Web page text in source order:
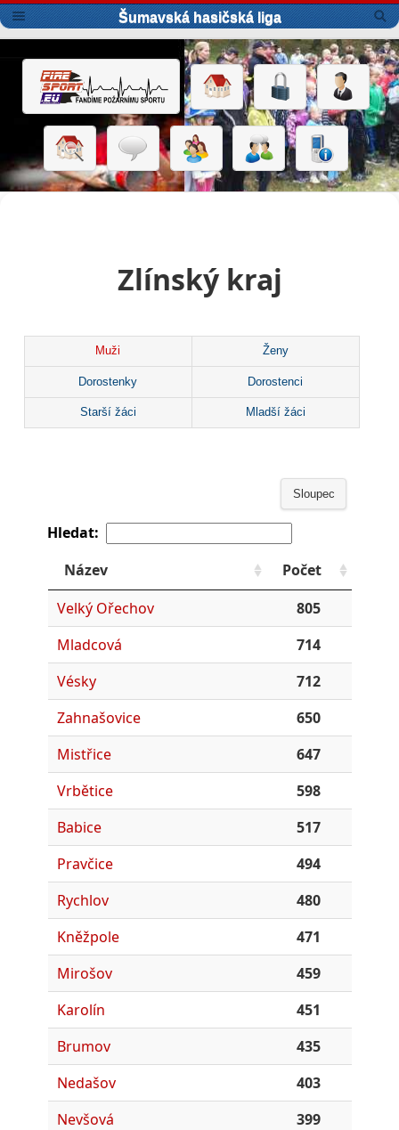
Šumavská hasičská liga
Zlínský kraj
Muži Ženy
Dorostenky Dorostenci
Starší žáci Mladší žáci
Sloupec
Hledat:
Název
Počet
Velký Ořechov
805
Mladcová
714
Vésky
712
Zahnašovice
650
Mistřice
647
Vrbětice
598
Babice
517
Pravčice
494
Rychlov
480
Kněžpole
471
Mirošov
459
Karolín
451
Brumov
435
Nedašov
403
Nevšová
399